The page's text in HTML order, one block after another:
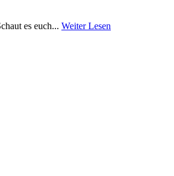
es euch... Weiter Lesen